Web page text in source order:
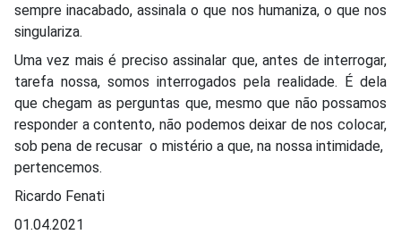
sempre inacabado, assinala o que nos humaniza, o que nos
singulariza.
Uma vez mais é preciso assinalar que, antes de interrogar,
tarefa nossa, somos interrogados pela realidade. É dela
que chegam as perguntas que, mesmo que não possamos
responder a contento, não podemos deixar de nos colocar,
sob pena de recusar o mistério a que, na nossa intimidade,
pertencemos.
Ricardo Fenati
01.04.2021